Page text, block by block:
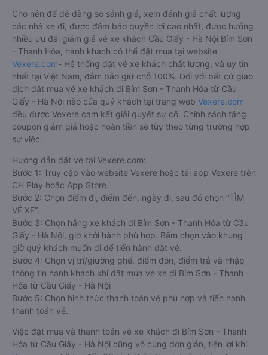
Cho nên để dễ dàng so sánh giá, xem đánh giá chất lượng
các nhà xe đi, được đảm bảo quyền lợi cao nhất, được hưởng
nhiều ưu đãi giảm giá vé xe khách Cầu Giấy - Hà Nội Bỉm Sơn
- Thanh Hóa, hành khách có thể đặt mua tại website
Vexere.com- Hệ thống đặt vé xe khách chất lượng, và uy tín
nhất tại Việt Nam, đảm bảo giữ chỗ 100%. Đối với bất cứ giao
dịch đặt mua vé xe khách đi Bỉm Sơn - Thanh Hóa từ Cầu
Giấy - Hà Nội nào của quý khách tại trang web Vexere.com
đều được Vexere cam kết giải quyết sự cố. Chính sách tặng
coupon giảm giá hoặc hoàn tiền sẽ tùy theo từng trường hợp
sự việc.
Hướng dẫn đặt vé tại Vexere.com:
Bước 1: Truy cập vào website Vexere hoặc tải app Vexere trên
CH Play hoặc App Store.
Bước 2: Chọn điểm đi, điểm đến, ngày đi, sau đó chọn “TÌM
VÉ XE”.
Bước 3: Chọn hãng xe khách đi Bỉm Sơn - Thanh Hóa từ Cầu
Giấy - Hà Nội, giờ khởi hành phù hợp. Bấm chọn vào khung
giờ quý khách muốn đi để tiến hành đặt vé.
Bước 4: Chọn vị trí/giường ghế, điểm đón, điểm trả và nhập
thông tin hành khách khi đặt mua vé xe đi Bỉm Sơn - Thanh
Hóa từ Cầu Giấy - Hà Nội
Bước 5: Chọn hình thức thanh toán vé phù hợp và tiến hành
thanh toán vé.
Việc đặt mua và thanh toán vé xe khách đi Bỉm Sơn - Thanh
Hóa từ Cầu Giấy - Hà Nội cũng vô cùng đơn giản, tiện lợi khi